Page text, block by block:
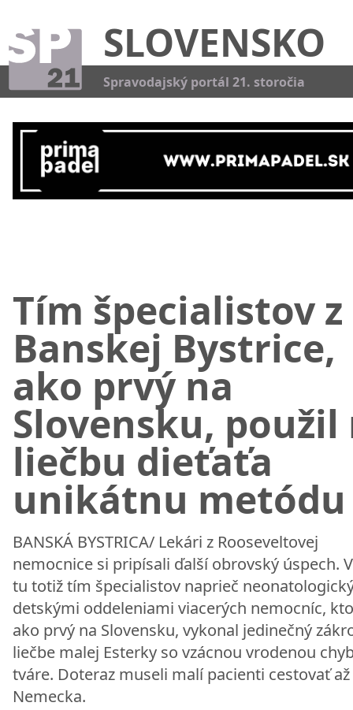
SLOVENSKO
Spravodajský portál 21. storočia
Tím špecialistov z
Banskej Bystrice,
ako prvý na
Slovensku, použil
liečbu dieťaťa
unikátnu metódu
BANSKÁ BYSTRICA/ Lekári z Rooseveltovej
nemocnice si pripísali ďalší obrovský úspech.
tu totiž tím špecialistov naprieč
detskými oddeleniami viacerých nemocníc,
ako prvý na Slovensku, vykonal jedinečný
liečbe malej Esterky so vzácnou vrodenou
tváre. Doteraz museli malí pacienti cestovať
Nemecka.